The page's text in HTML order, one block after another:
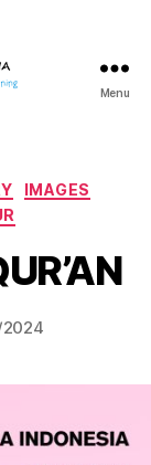
Menu
IMAGES